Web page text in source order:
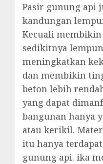
Pasir gunung api
kandungan
Kecuali
sedikitnya
meningkatkan
dan membikin
beton lebih
yang dapat
bangunan hanya
atau kerikil.
itu hanya
gunung api. ika